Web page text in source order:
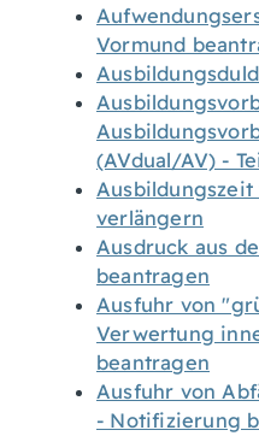
Vormund
(AVdual/AV) -
verlängern
Ausdruck aus
beantragen
Ausfuhr von
Verwertung
beantragen
Ausfuhr von
- Notifizierung